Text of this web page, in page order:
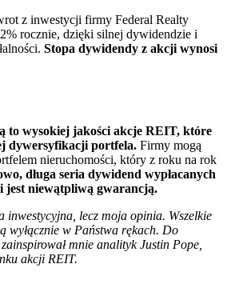
z inwestycji firmy Federal Realty
rocznie, dzięki silnej dywidendzie i
Stopa dywidendy z akcji wynosi
to wysokiej jakości akcje REIT, które
dywersyfikacji portfela. Firmy mogą
nieruchomości, który z roku na rok
długa seria dywidend wypłacanych
jest niewątpliwą gwarancją.
inwestycyjna, lecz moja opinia. Wszelkie
wyłącznie w Państwa rękach. Do
mnie analityk Justin Pope,
akcji REIT.